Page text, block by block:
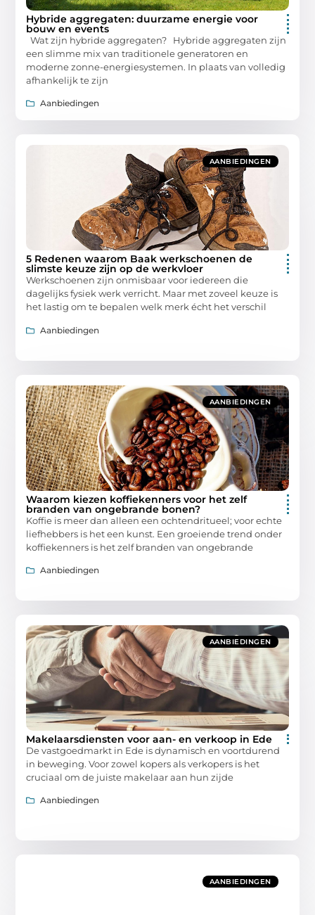
Hybride aggregaten: duurzame energie voor
bouw en events
Wat zijn hybride aggregaten? Hybride aggregaten zijn
een slimme mix van traditionele generatoren en
moderne zonne-energiesystemen. In plaats van volledig
afhankelijk te zijn
Aanbiedingen
AANBIEDINGEN
5 Redenen waarom Baak werkschoenen de
slimste keuze zijn op de werkvloer
Werkschoenen zijn onmisbaar voor iedereen die
dagelijks fysiek werk verricht. Maar met zoveel keuze is
het lastig om te bepalen welk merk écht het verschil
Aanbiedingen
AANBIEDINGEN
Waarom kiezen koffiekenners voor het zelf
branden van ongebrande bonen?
Koffie is meer dan alleen een ochtendritueel; voor echte
liefhebbers is het een kunst. Een groeiende trend onder
koffiekenners is het zelf branden van ongebrande
Aanbiedingen
AANBIEDINGEN
Makelaarsdiensten voor aan- en verkoop in Ede
De vastgoedmarkt in Ede is dynamisch en voortdurend
in beweging. Voor zowel kopers als verkopers is het
cruciaal om de juiste makelaar aan hun zijde
Aanbiedingen
AANBIEDINGEN